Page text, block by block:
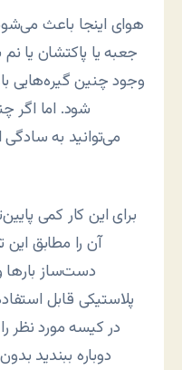
هوای اینجا باعث
جعبه یا پاکتشان یا
وجود چنین گیره‌هایی
شود. اما اگر
می‌توانید به
برای این کار کمی
آن را مطابق این
دست‌ساز بارها
پلاستیکی قابل
در کیسه مورد نظر
دوباره ببندید